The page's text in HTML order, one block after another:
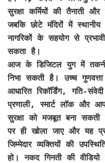
सुरक्षा कर्मियों की तैनाती
जबकि छोटे मंदिरों में
नागरिकों के सहयोग से
सकता है।
आज के डिजिटल युग में
निभा सकती है। उच्च
आधारित रिकॉर्डिंग, गति-
प्रणाली, स्मार्ट लॉक और
सुरक्षा को मजबूत बना सकती
पर ही खोला जाए और यह
जिम्मेदार व्यक्तियों की
हो। नकद गिनती की वीडियो